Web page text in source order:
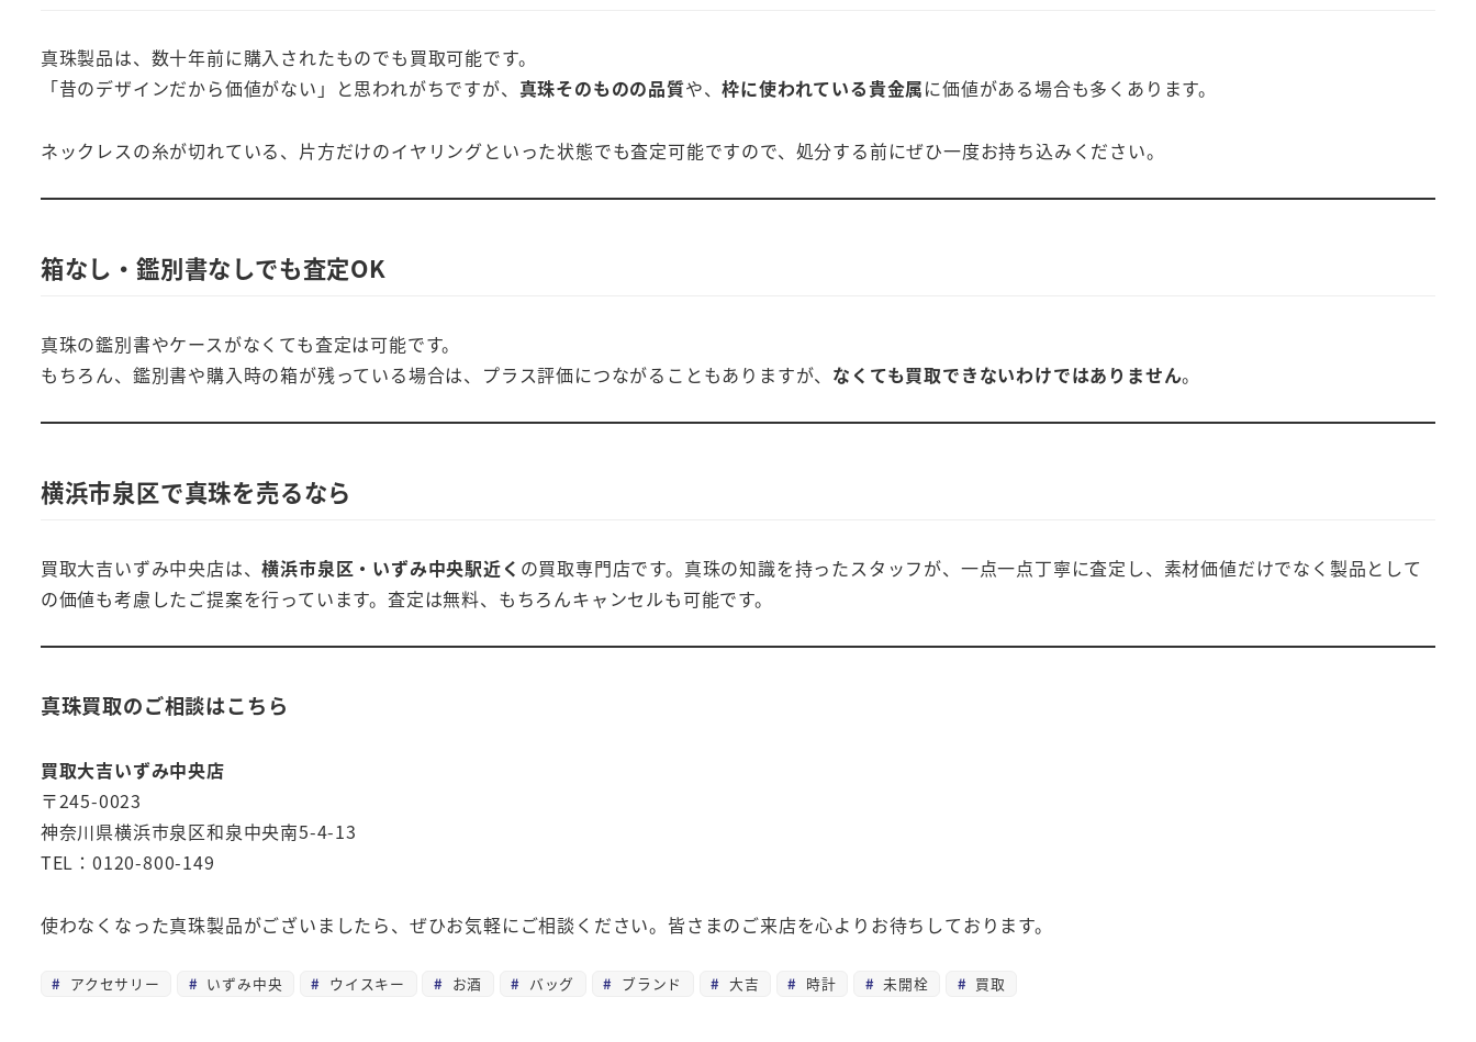
真珠製品は、数十年前に購入されたものでも買取可能です。
「昔のデザインだから価値がない」と思われがちですが、 真珠そのものの品質や、枠に使われている貴金属に価値がある場合も多くあります。
ネックレスの糸が切れている、片方だけのイヤリングといった状態でも査定可能ですので、処分する前にぜひ一度お持ち込みください。
箱なし・鑑別書なしでも査定OK
真珠の鑑別書やケースがなくても査定は可能です。
もちろん、鑑別書や購入時の箱が残っている場合は、プラス評価につながることもありますが、 なくても買取できないわけではありません。
横浜市泉区で真珠を売るなら
買取大吉いずみ中央店は、横浜市泉区・いずみ中央駅近く の買取専門店です。真珠の知識を持ったスタッフが、一点一点丁寧に査定し、素材価値だけでなく製品として
の価値も考慮したご提案を行っています。査定は無料、もちろんキャンセルも可能です。
真珠買取のご相談はこちら
買取大吉いずみ中央店
〒245-0023
神奈川県横浜市泉区和泉中央南5-4-13
TEL：0120-800-149
使わなくなった真珠製品がございましたら、ぜひお気軽にご相談ください。皆さまのご来店を心よりお待ちしております。
アクセサリー いずみ中央 ウイスキー お酒 バッグ ブランド 大吉 時計 未開栓 買取